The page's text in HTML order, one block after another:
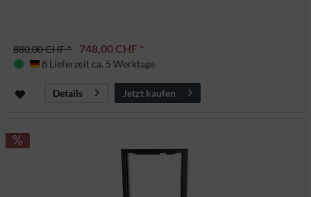
880,00 CHF * 748,00 CHF *
Deutschland
8 Lieferzeit ca. 5 Werktage
Details Jetzt kaufen